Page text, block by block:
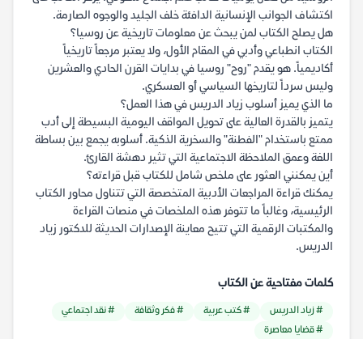
اكتشاف الجوانب الإنسانية الدافئة خلف الجليد والوجوه الصارمة.
هل يصلح الكتاب لمن يبحث عن معلومات تاريخية عن روسيا؟
الكتاب انطباعي وأدبي في المقام الأول، ولا يعتبر مرجعاً تاريخياً
أكاديمياً. هو يقدم "روح" روسيا في بدايات القرن الحادي والعشرين
وليس سرداً لتاريخها السياسي أو العسكري.
ما الذي يميز أسلوب زياد الدريس في هذا العمل؟
يتميز بالقدرة العالية على تحويل المواقف اليومية البسيطة إلى أدب
ممتع باستخدام "الفطنة" والسخرية الذكية. أسلوبه يجمع بين بساطة
اللغة وعمق الملاحظة الاجتماعية التي تثير دهشة القارئ.
أين يمكنني العثور على ملخص شامل للكتاب قبل قراءته؟
يمكنك قراءة المراجعات الأدبية المتخصصة التي تتناول محاور الكتاب
الرئيسية، وغالباً ما تتوفر هذه الملخصات في منصات القراءة
والمكتبات الرقمية التي تتيح معاينة الإصدارات الحديثة للدكتور زياد
الدريس.
كلمات مفتاحية عن الكتاب
# زياد الدريس # كتب عربية # فكر وثقافة
# نقد اجتماعي
# قضايا معاصرة